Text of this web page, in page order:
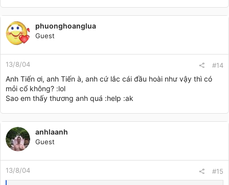
phuonghoanglua
Guest
13/8/04 #14
Anh Tiến ơi, anh Tiến à, anh cứ lắc cái đầu hoài như vậy thì có
mỏi cổ không? :lol
Sao em thấy thương anh quá :help :ak
anhlaanh
Guest
13/8/04 #15